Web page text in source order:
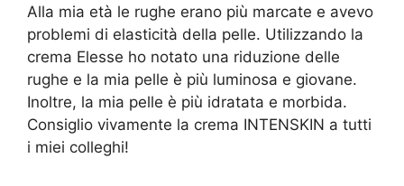
Alla mia età le rughe erano più marcate e avevo
problemi di elasticità della pelle. Utilizzando la
crema Elesse ho notato una riduzione delle
rughe e la mia pelle è più luminosa e giovane.
Inoltre, la mia pelle è più idratata e morbida.
Consiglio vivamente la crema INTENSKIN a tutti
i miei colleghi!